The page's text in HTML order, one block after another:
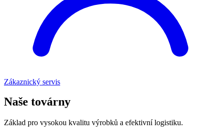
Zákaznický servis
Naše továrny
Základ pro vysokou kvalitu výrobků a efektivní logistiku.